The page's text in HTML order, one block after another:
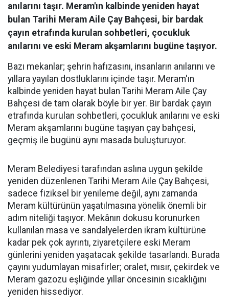
anılarını taşır. Meram'ın kalbinde yeniden hayat
bulan Tarihi Meram Aile Çay Bahçesi, bir bardak
çayın etrafında kurulan sohbetleri, çocukluk
anılarını ve eski Meram akşamlarını bugüne taşıyor.
Bazı mekanlar; şehrin hafızasını, insanların anılarını ve
yıllara yayılan dostluklarını içinde taşır. Meram'ın
kalbinde yeniden hayat bulan Tarihi Meram Aile Çay
Bahçesi de tam olarak böyle bir yer. Bir bardak çayın
etrafında kurulan sohbetleri, çocukluk anılarını ve eski
Meram akşamlarını bugüne taşıyan çay bahçesi,
geçmiş ile bugünü aynı masada buluşturuyor.
Meram Belediyesi tarafından aslına uygun şekilde
yeniden düzenlenen Tarihi Meram Aile Çay Bahçesi,
sadece fiziksel bir yenileme değil, aynı zamanda
Meram kültürünün yaşatılmasına yönelik önemli bir
adım niteliği taşıyor. Mekânın dokusu korunurken
kullanılan masa ve sandalyelerden ikram kültürüne
kadar pek çok ayrıntı, ziyaretçilere eski Meram
günlerini yeniden yaşatacak şekilde tasarlandı. Burada
çayını yudumlayan misafirler; oralet, mısır, çekirdek ve
Meram gazozu eşliğinde yıllar öncesinin sıcaklığını
yeniden hissediyor.